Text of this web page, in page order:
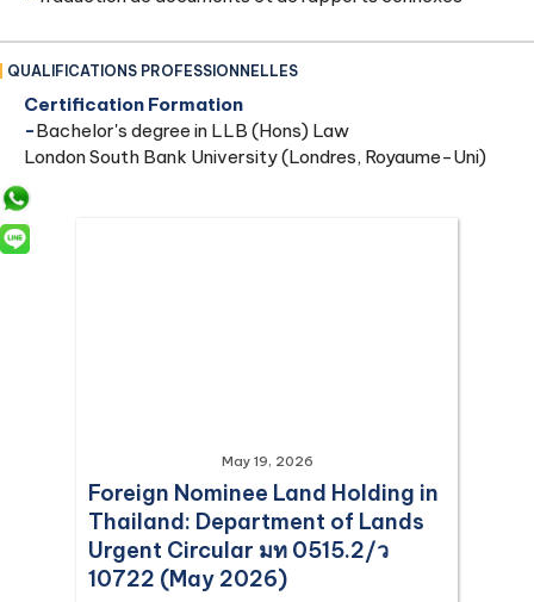
QUALIFICATIONS PROFESSIONNELLES
Certification Formation
‍-Bachelor's degree in LLB (Hons) Law
London South Bank University (Londres, Royaume-Uni)
May 19, 2026
Foreign Nominee Land Holding in
Thailand: Department of Lands
Urgent Circular มท 0515.2/ว
10722 (May 2026)